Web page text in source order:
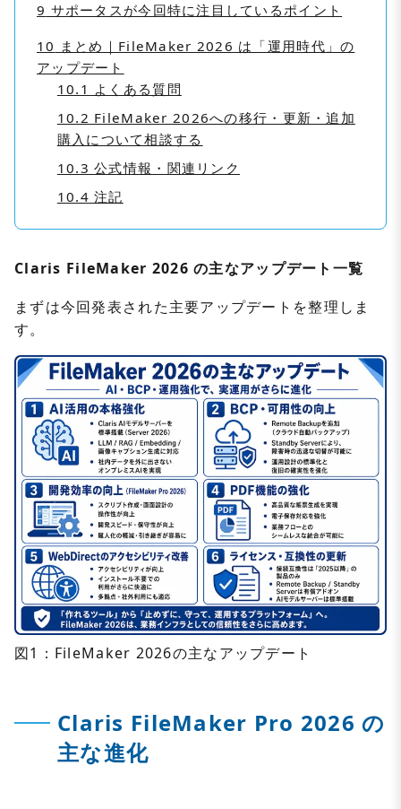
9 サポータスが今回特に注目しているポイント
10 まとめ｜FileMaker 2026 は「運用時代」の
アップデート
10.1 よくある質問
10.2 FileMaker 2026への移行・更新・追加
購入について相談する
10.3 公式情報・関連リンク
10.4 注記
Claris FileMaker 2026 の主なアップデート一覧
まずは今回発表された主要アップデートを整理しま
す。
図1：FileMaker 2026の主なアップデート
Claris FileMaker Pro 2026 の
主な進化